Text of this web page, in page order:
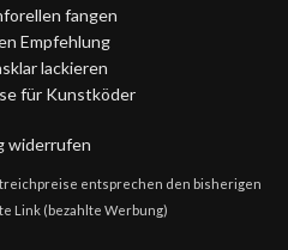
fangen
Empfehlung
lackieren
für Kunstköder
widerrufen
entsprechen den bisherigen
Link (bezahlte Werbung)